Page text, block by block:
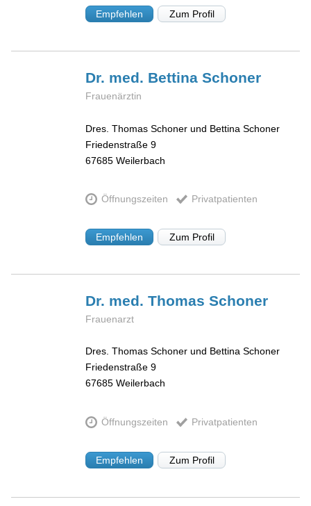
Empfehlen Zum Profil
Dr. med. BettinaSchoner
Frauenärztin
Dres. Thomas Schoner und Bettina Schoner
Friedenstraße 9
67685 Weilerbach
Öffnungszeiten Privatpatienten
Empfehlen Zum Profil
Dr. med. ThomasSchoner
Frauenarzt
Dres. Thomas Schoner und Bettina Schoner
Friedenstraße 9
67685 Weilerbach
Öffnungszeiten Privatpatienten
Empfehlen Zum Profil